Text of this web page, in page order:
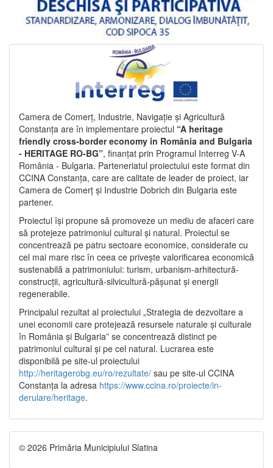
Camera de Comerț, Industrie, Navigație și Agricultură
Constanța are în implementare proiectul “A heritage
friendly cross-border economy in România and Bulgaria
- HERITAGE RO-BG”, finanțat prin Programul Interreg V-A
România - Bulgaria. Parteneriatul proiectului este format din
CCINA Constanța, care are calitate de leader de proiect, iar
Camera de Comerț și Industrie Dobrich din Bulgaria este
partener.
Proiectul își propune să promoveze un mediu de afaceri care
să protejeze patrimoniul cultural și natural. Proiectul se
concentrează pe patru sectoare economice, considerate cu
cel mai mare risc în ceea ce privește valorificarea economică
sustenabilă a patrimoniului: turism, urbanism-arhitectură-
construcții, agricultură-silvicultură-pășunat și energii
regenerabile.
Principalul rezultat al proiectului „Strategia de dezvoltare a
unei economii care protejează resursele naturale și culturale
în România și Bulgaria” se concentrează distinct pe
patrimoniul cultural și pe cel natural. Lucrarea este
disponibilă pe site-ul proiectului
http://heritagerobg.eu/ro/rezultate/ sau pe site-ul CCINA
Constanța la adresa https://www.ccina.ro/proiecte/in-
derulare/heritage.
© 2026 Primăria Municipiului Slatina